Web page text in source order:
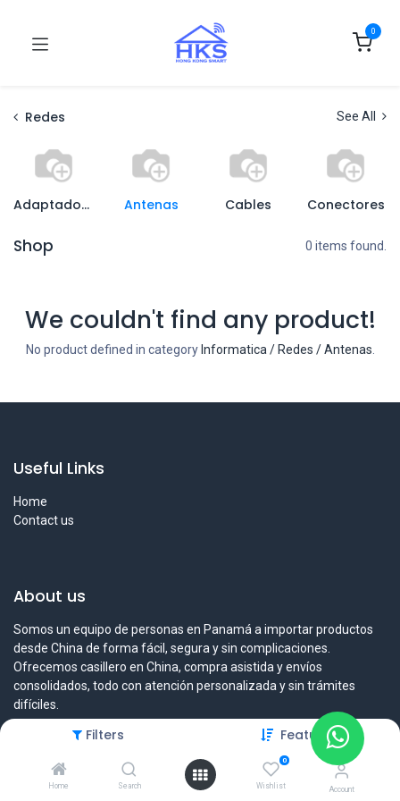
Filters Featured
Home Search
0
Wishlist Account
0
Redes See All
Adaptadores de Red Antenas Cables Conectores
Shop 0 items found.
We couldn't find any product!
No product defined in category Informatica / Redes / Antenas
Useful Links
Home
Contact us
About us
Somos un equipo de personas en Panamá a importar productos
desde China de forma fácil, segura y sin complicaciones.
Ofrecemos casillero en China, compra asistida y envíos
consolidados, todo con atención personalizada y sin trámites
difíciles.
Contact us